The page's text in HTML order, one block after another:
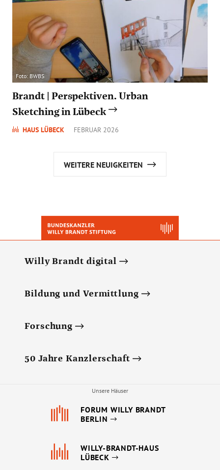
Foto: BWBS
Brandt | Perspektiven. Urban
Sketching in Lübeck
HAUS LÜBECK FEBRUAR 2026
WEITERE NEUIGKEITEN
Willy Brandt digital
Bildung und Vermittlung
Forschung
50 Jahre Kanzlerschaft
Unsere Häuser
FORUM WILLY BRANDT
BERLIN
WILLY-BRANDT-HAUS
LÜBECK